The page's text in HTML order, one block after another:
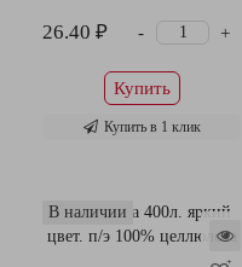
26.40 ₽ +
-
Купить
Купить в 1 клик
В наличии